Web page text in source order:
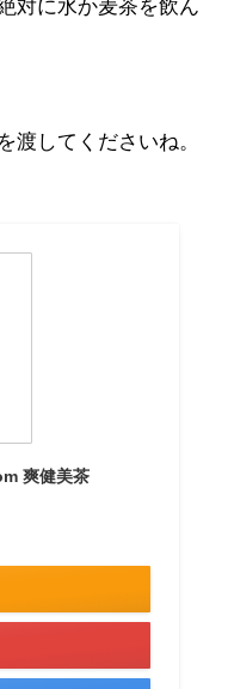
対に水か麦茶を飲ん
渡してくださいね。
爽健美茶